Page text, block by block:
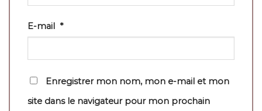
E-mail *
Enregistrer mon nom, mon e-mail et mon
site dans le navigateur pour mon prochain